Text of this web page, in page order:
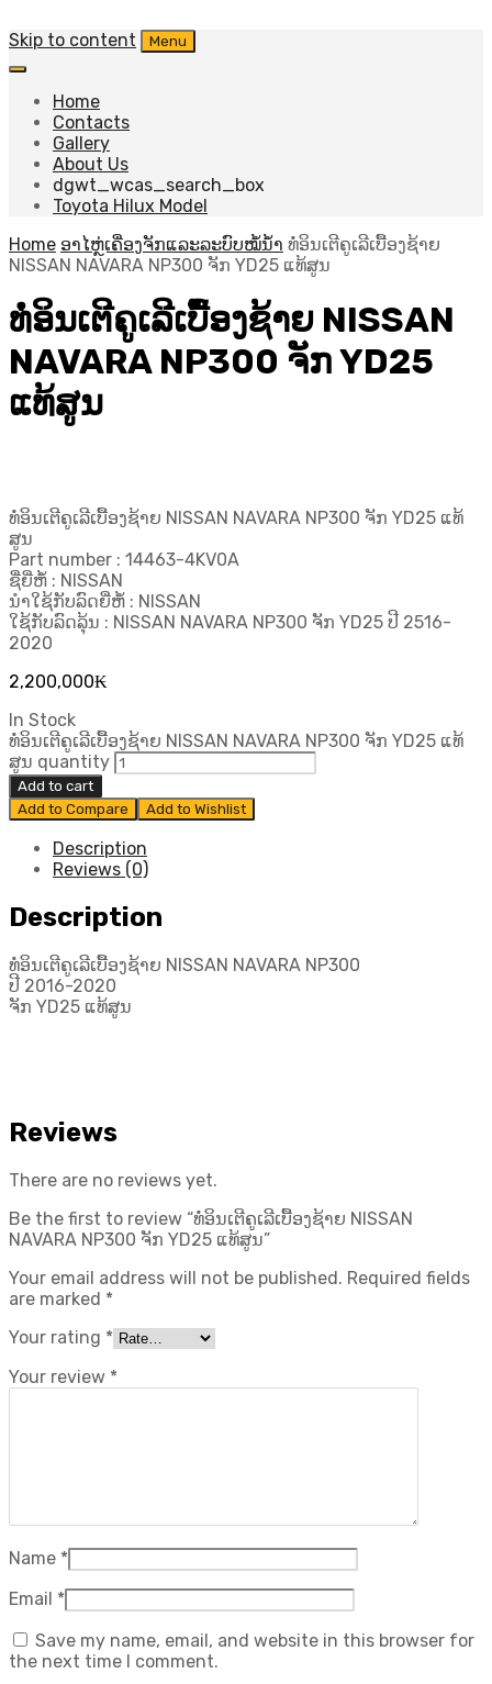
Skip to content Menu
Home
Contacts
Gallery
About Us
dgwt_wcas_search_box
Toyota Hilux Model
Home ອາໄຫຼ່ເຄື່ອງຈັກແລະລະບົບໝໍ້ນ້ຳ ທໍ່ອິນເຕີຄູເລີເບື້ອງຊ້າຍ
NISSAN NAVARA NP300 ຈັກ YD25 ແທ້ສູນ
ທໍ່ອິນເຕີຄູເລີເບື້ອງຊ້າຍ NISSAN
NAVARA NP300 ຈັກ YD25
ແທ້ສູນ
ທໍ່ອິນເຕີຄູເລີເບື້ອງຊ້າຍ NISSAN NAVARA NP300 ຈັກ YD25 ແທ້
ສູນ
Part number : 14463-4KV0A
ຊື່ຍີ່ຫໍ້ : NISSAN
ນຳໃຊ້ກັບລົດຍີ່ຫໍ້ : NISSAN
ໃຊ້ກັບລົດລຸ້ນ : NISSAN NAVARA NP300 ຈັກ YD25 ປີ 2516-
2020
2,200,000₭
In Stock
ທໍ່ອິນເຕີຄູເລີເບື້ອງຊ້າຍ NISSAN NAVARA NP300 ຈັກ YD25 ແທ້
ສູນ quantity
Add to cart
Add to Compare
Add to Wishlist
Description
Reviews (0)
Description
ທໍ່ອິນເຕີຄູເລີເບື້ອງຊ້າຍ NISSAN NAVARA NP300
ປີ 2016-2020
ຈັກ YD25 ແທ້ສູນ
Reviews
There are no reviews yet.
Be the first to review “ທໍ່ອິນເຕີຄູເລີເບື້ອງຊ້າຍ NISSAN
NAVARA NP300 ຈັກ YD25 ແທ້ສູນ”
Your email address will not be published. Required fields
are marked *
Your rating *
Your review *
Name *
Email *
Save my name, email, and website in this browser for
the next time I comment.